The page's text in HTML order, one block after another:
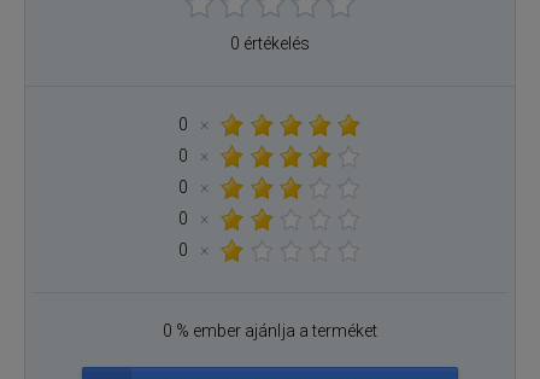
0 értékelés
0
×
0
×
0
×
0
×
0
×
0 % ember ajánlja a terméket